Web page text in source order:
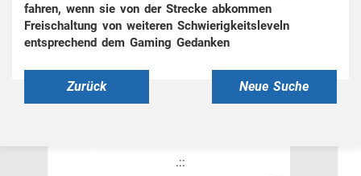
fahren, wenn sie von der Strecke abkommen
Freischaltung von weiteren Schwierigkeitsleveln
entsprechend dem Gaming Gedanken
Zurück Neue Suche
.::